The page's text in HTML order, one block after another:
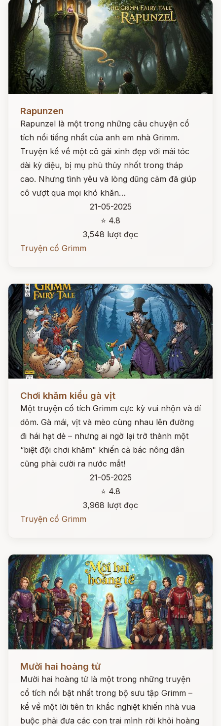
Rapunzen
Rapunzel là một trong những câu chuyện cổ
tích nổi tiếng nhất của anh em nhà Grimm.
Truyện kể về một cô gái xinh đẹp với mái tóc
dài kỳ diệu, bị mụ phù thủy nhốt trong tháp
cao. Nhưng tình yêu và lòng dũng cảm đã giúp
cô vượt qua mọi khó khăn…
21-05-2025
⭐ 4.8
3,548 lượt đọc
Truyện cổ Grimm
Chơi khăm kiểu gà vịt
Một truyện cổ tích Grimm cực kỳ vui nhộn và dí
dỏm. Gà mái, vịt và mèo cùng nhau lên đường
đi hái hạt dẻ – nhưng ai ngờ lại trở thành một
“biệt đội chơi khăm" khiến cả bác nông dân
cũng phải cười ra nước mắt!
21-05-2025
⭐ 4.8
3,968 lượt đọc
Truyện cổ Grimm
Mười hai hoàng tử
Mười hai hoàng tử là một trong những truyện
cổ tích nổi bật nhất trong bộ sưu tập Grimm –
kể về một lời tiên tri khắc nghiệt khiến nhà vua
buộc phải đưa các con trai mình rời khỏi hoàng